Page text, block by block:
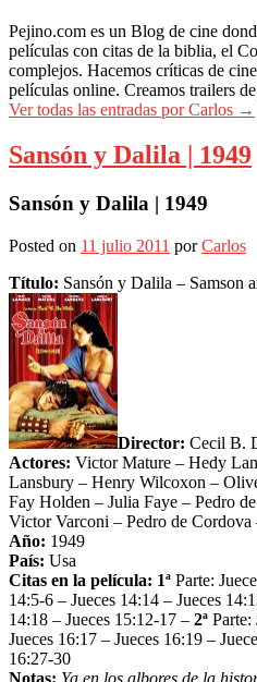
Pejino.com es un Blog de cine
películas con citas de la biblia, el
complejos. Hacemos críticas de
películas online. Creamos trailers
Ver todas las entradas por Carlos →
Sansón y Dalila | 1949
Sansón y Dalila | 1949
Posted on 11 julio 2011 porCarlos
Título: Sansón y Dalila – Samson
Director: Cecil B.
Actores: Victor Mature – Hedy
Lansbury – Henry Wilcoxon –
Fay Holden – Julia Faye – Pedro
Victor Varconi – Pedro de
Año: 1949
País: Usa
Citas en la película: 1ª Parte:
14:5-6 – Jueces 14:14 – Jueces
14:18 – Jueces 15:12-17 – 2ª Parte:
Jueces 16:17 – Jueces 16:19 –
16:27-30
Notas: Ya en los albores de la